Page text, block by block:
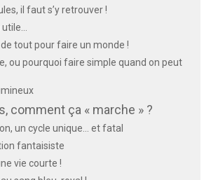
il faut s’y retrouver !
tout pour faire un monde !
ou pourquoi faire simple quand on peut
comment ça « marche » ?
un cycle unique… et fatal
fantaisiste
vie courte !